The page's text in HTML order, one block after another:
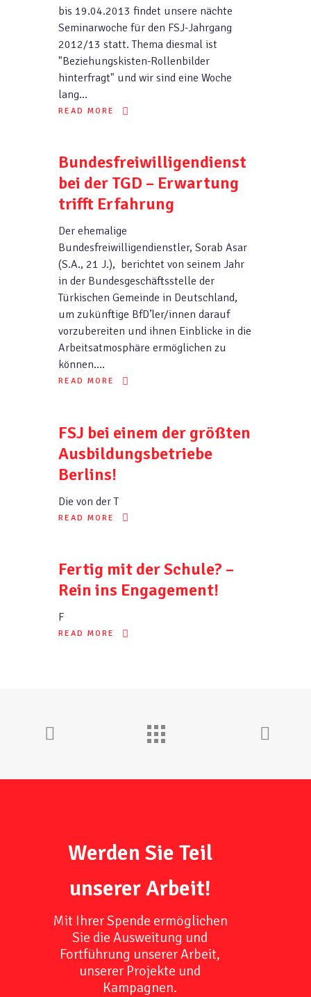
bis 19.04.2013 findet unsere nächte
Seminarwoche für den FSJ-Jahrgang
2012/13 statt. Thema diesmal ist
"Beziehungskisten-Rollenbilder
hinterfragt" und wir sind eine Woche
lang…
READ MORE
Bundesfreiwilligendienst
bei der TGD – Erwartung
trifft Erfahrung
Der ehemalige
Bundesfreiwilligendienstler, Sorab Asar
(S.A., 21 J.), berichtet von seinem Jahr
in der Bundesgeschäftsstelle der
Türkischen Gemeinde in Deutschland,
um zukünftige BfD’ler/innen darauf
vorzubereiten und ihnen Einblicke in die
Arbeitsatmosphäre ermöglichen zu
können.…
READ MORE
FSJ bei einem der größten
Ausbildungsbetriebe
Berlins!
Die von der T
READ MORE
Fertig mit der Schule? –
Rein ins Engagement!
F
READ MORE
Werden Sie Teil
unserer Arbeit!
Mit Ihrer Spende ermöglichen
Sie die Ausweitung und
Fortführung unserer Arbeit,
unserer Projekte und
Kampagnen.